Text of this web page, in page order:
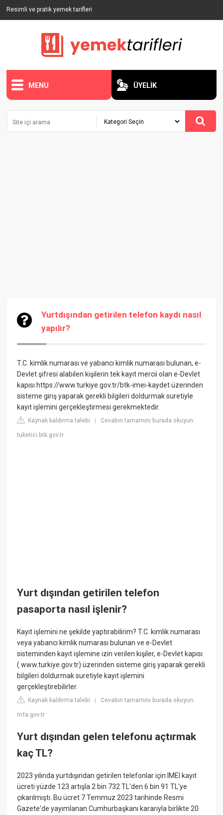
Resimli ve pratik yemek tarifleri
MENU ÜYELİK
Yurtdışından getirilen telefon kaydı nasıl
yapılır?
T.C. kimlik numarası ve yabancı kimlik numarası bulunan, e-
Devlet şifresi alabilen kişilerin tek kayıt mercii olan e-Devlet
kapısı https://www.turkiye.gov.tr/btk-imei-kaydet üzerinden
sisteme giriş yaparak gerekli bilgileri doldurmak suretiyle
kayıt işlemini gerçekleştirmesi gerekmektedir.
Kaynak kaldırma talebi |Cevabın tamamını burada okuyun:
tuketici.btk.gov.tr
Yurt dışından getirilen telefon
pasaporta nasıl işlenir?
Kayıt işlemini ne şekilde yaptırabilirim? T.C. kimlik numarası
veya yabancı kimlik numarası bulunan ve e-Devlet
sisteminden kayıt işlemine izin verilen kişiler, e-Devlet kapısı
( www.turkiye.gov.tr) üzerinden sisteme giriş yaparak gerekli
bilgileri doldurmak suretiyle kayıt işlemini
gerçekleştirebilirler.
Kaynak kaldırma talebi |Cevabın tamamını burada okuyun:
mfa.gov.tr
Yurt dışından gelen telefonu açtırmak
kaç TL?
2023 yılında yurtdışından getirilen telefonlar için IMEI kayıt
ücreti yüzde 123 artışla 2 bin 732 TL'den 6 bin 91 TL'ye
çıkarılmıştı. Bu ücret 7 Temmuz 2023 tarihinde Resmi
Gazete'de yayımlanan Cumhurbaşkanı kararıyla birlikte 20